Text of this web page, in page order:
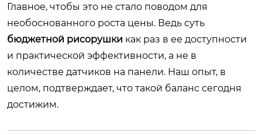
Главное, чтобы это не стало поводом для
необоснованного роста цены. Ведь суть
бюджетной рисорушки как раз в ее доступности
и практической эффективности, а не в
количестве датчиков на панели. Наш опыт, в
целом, подтверждает, что такой баланс сегодня
достижим.